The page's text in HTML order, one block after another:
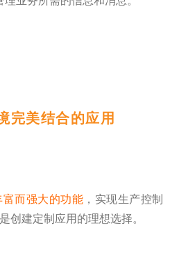
完美结合的应用
富而强大的功能 ，实现生产控制
创建定制应用的理想选择。